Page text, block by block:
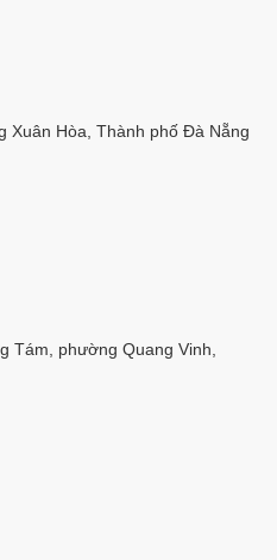
Xuân Hòa, Thành phố Đà Nẵng
Tám, phường Quang Vinh,